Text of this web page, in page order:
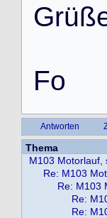
Grüß
Fo
Antworten
Thema
M103 Motorlauf,
Re: M103
Re: M103
Re:
Re: